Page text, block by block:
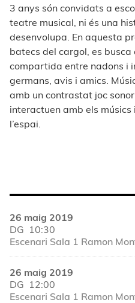
3 anys són convidats a
teatre musical, ni és una
desenvolupa. En aquesta
batecs del cargol, es
compartida entre nadons i
germans, avis i amics.
amb un contrastat joc
interactuen amb els
l’espai.
26 maig 2019
DG 10:30
Escenari Sala 1 Ramon
26 maig 2019
DG 12:00
Escenari Sala 1 Ramon